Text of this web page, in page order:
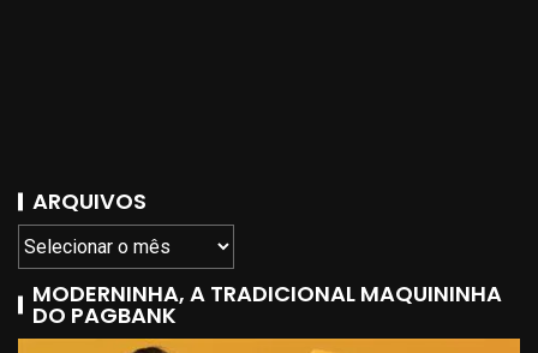
ARQUIVOS
MODERNINHA, A TRADICIONAL MAQUININHA
DO PAGBANK